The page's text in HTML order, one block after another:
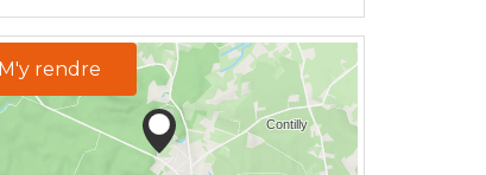
M'y rendre